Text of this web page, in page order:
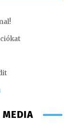
MEDIA